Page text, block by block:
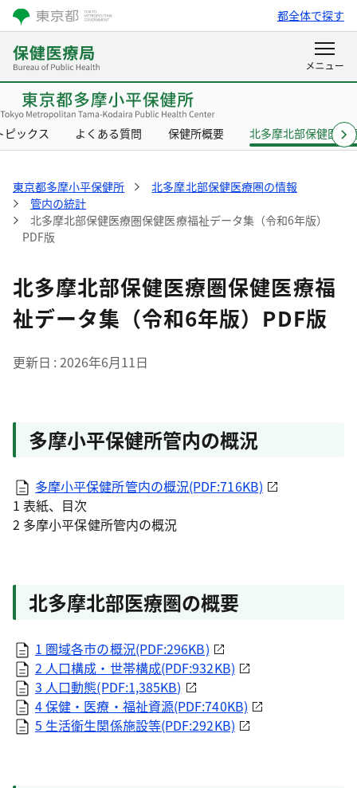
都全体で探す
ピックス よくある質問 保健所概要 北多摩北部保健医療
東京都多摩小平保健所
北多摩北部保健医療圏の情報
管内の統計
北多摩北部保健医療圏保健医療福祉データ集（令和6年版）
PDF版
北多摩北部保健医療圏保健医療福
祉データ集（令和6年版）PDF版
更新日 2026年6月11日
多摩小平保健所管内の概況
多摩小平保健所管内の概況(PDF:716KB)
1 表紙、目次
2 多摩小平保健所管内の概況
北多摩北部医療圏の概要
1 圏域各市の概況(PDF:296KB)
2 人口構成・世帯構成(PDF:932KB)
3 人口動態(PDF:1,385KB)
4 保健・医療・福祉資源(PDF:740KB)
5 生活衛生関係施設等(PDF:292KB)